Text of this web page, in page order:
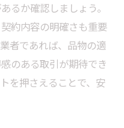
るか確認しましょう。
約内容の明確さも重要
者であれば、品物の適
のある取引が期待でき
を押さえることで、安